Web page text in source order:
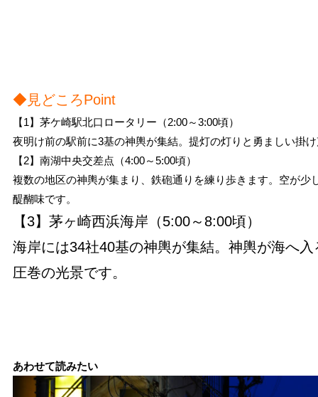
◆見どころPoint
【1】茅ケ崎駅北口ロータリー（2:00～3:00頃）
夜明け前の駅前に3基の神輿が集結。提灯の灯りと勇ましい掛
【2】南湖中央交差点（4:00～5:00頃）
複数の地区の神輿が集まり、鉄砲通りを練り歩きます。空が
醍醐味です。
【3】茅ヶ崎西浜海岸（5:00～8:00頃）
海岸には34社40基の神輿が集結。神輿が海へ
圧巻の光景です。
あわせて読みたい